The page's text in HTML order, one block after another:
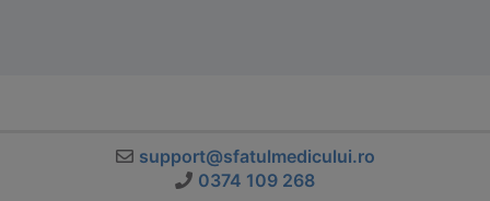
support@sfatulmedicului.ro
0374 109 268